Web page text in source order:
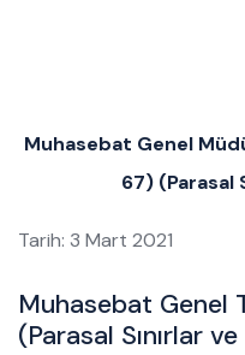
Muhasebat Genel
67) (Parasal
Tarih: 3 Mart 2021
Muhasebat Genel
(Parasal Sınırlar